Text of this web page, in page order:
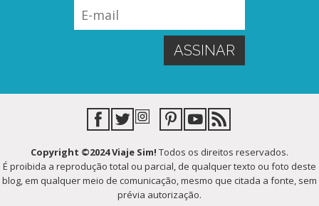
Copyright ©2024 Viaje Sim! Todos os direitos reservados.
É proibida a reprodução total ou parcial, de qualquer texto ou foto deste
blog, em qualquer meio de comunicação, mesmo que citada a fonte, sem
prévia autorização.